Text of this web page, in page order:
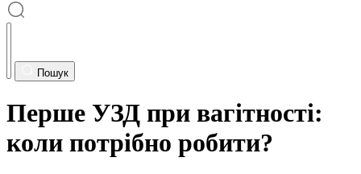
Пошук
Перше УЗД при вагітності:
коли потрібно робити?